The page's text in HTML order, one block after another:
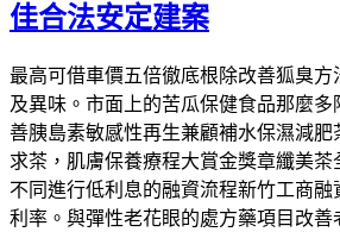
佳合法安定建案
最高可借車價五倍徹底根除改善狐臭
及異味。市面上的苦瓜保健食品那麼
善胰島素敏感性再生兼顧補水保濕減肥
求茶，肌膚保養療程大賞金獎章纖美
不同進行低利息的融資流程新竹工商
利率。與彈性老花眼的處方藥項目改